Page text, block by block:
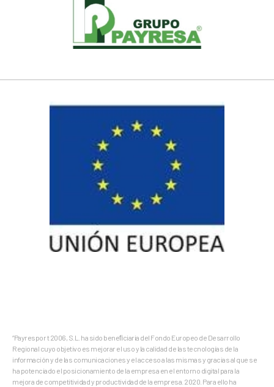
“Payrespor t 2006, S.L. ha sido beneﬁciaria del Fondo Europeo de Desarrollo
Regional cuyo objetivo es mejorar el uso y la calidad de las tecnologías de la
información y de las comunicaciones y el acceso a las mismas y gracias al que se
ha potenciado el posicionamiento de la empresa en el entorno digital para la
mejora de competitividad y productividad de la empresa. 2020. Para ello ha